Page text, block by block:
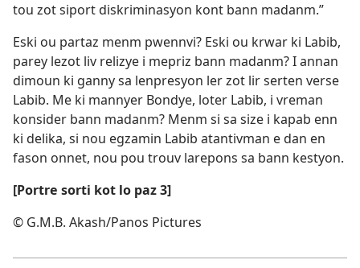
tou zot siport diskriminasyon kont bann madanm.”
Eski ou partaz menm pwennvi? Eski ou krwar ki Labib,
parey lezot liv relizye i mepriz bann madanm? I annan
dimoun ki ganny sa lenpresyon ler zot lir serten verse
Labib. Me ki mannyer Bondye, loter Labib, i vreman
konsider bann madanm? Menm si sa size i kapab enn
ki delika, si nou egzamin Labib atantivman e dan en
fason onnet, nou pou trouv larepons sa bann kestyon.
[Portre sorti kot lo paz 3]
© G.M.B. Akash/Panos Pictures